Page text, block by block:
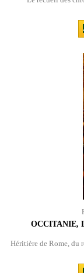
OCCITANIE,
Héritière de Rome, du